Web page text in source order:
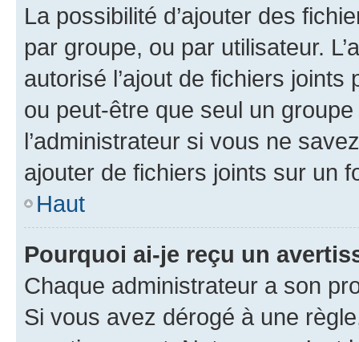
La possibilité d’ajouter des
par groupe, ou par utilisateur.
autorisé l’ajout de fichiers
ou peut-être que seul un
l’administrateur si vous ne
ajouter de fichiers joints sur un
Haut
Pourquoi ai-je reçu un
Chaque administrateur a son
Si vous avez dérogé à une